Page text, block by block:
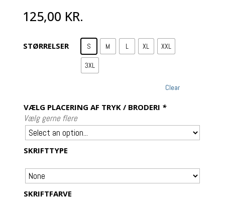
125,00 KR.
STØRRELSER S M L XL XXL
3XL
Clear
VÆLG PLACERING AF TRYK / BRODERI *
Vælg gerne flere
SKRIFTTYPE
SKRIFTFARVE